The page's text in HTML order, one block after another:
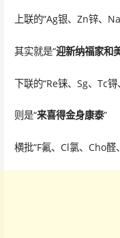
上联的“Ag银、Zn锌、
其实就是“迎新纳福家和
下联的“Re铼、Sg、Tc
则是“来喜得金身康泰”
横批“F氟、Cl氯、Cho醛